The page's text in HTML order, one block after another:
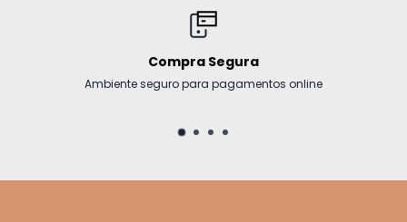
Compra Segura
Ambiente seguro para pagamentos online